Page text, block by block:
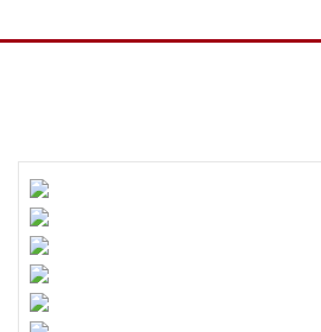
Contact